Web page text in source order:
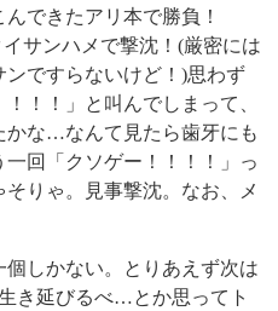
できたアリ本で勝負！
サンハメで撃沈！(厳密には
ですらないけど！)思わず
！！」と叫んでしまって、
かな…なんて見たら歯牙にも
回「クソゲー！！！！」っ
りゃ。見事撃沈。なお、メ
しかない。とりあえず次は
き延びるべ…とか思ってト